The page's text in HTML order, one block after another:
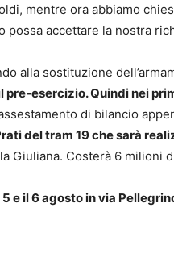
mentre ora abbiamo
possa accettare la nostra
alla sostituzione
pre-esercizio. Quindi nei
di bilancio
del tram 19 che sarà
Giuliana. Costerà 6 milioni
e il 6 agosto in via